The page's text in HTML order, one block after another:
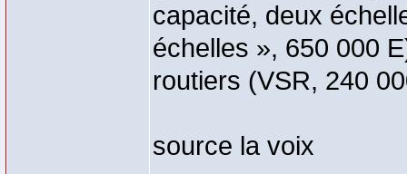
capacité, deux
échelles », 650 000
routiers (VSR, 240
source la voix